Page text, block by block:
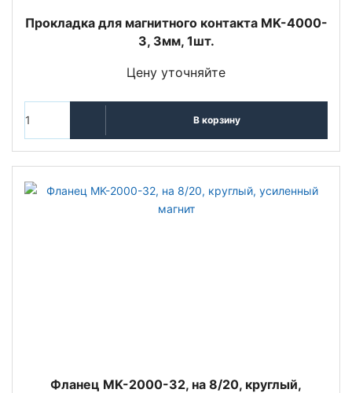
Прокладка для магнитного контакта MK-4000-
3, 3мм, 1шт.
Цену уточняйте
В корзину
Фланец MK-2000-32, на 8/20, круглый,